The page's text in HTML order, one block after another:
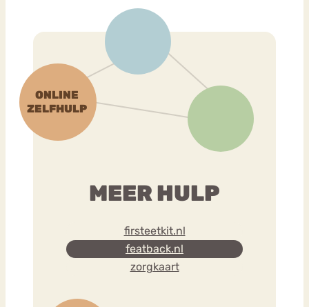
MEER HULP
firsteetkit.nl
featback.nl
zorgkaart